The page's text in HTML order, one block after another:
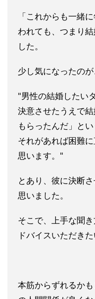
「これからも一緒
われても、つまり
した。
少し気になったの
"男性の結婚したい
決意させたうえで
もらったんだ」と
それがあれば困難
思い ます。"
とあり、彼に決断
思いました。
そこで、上手な聞
ドバイスいただき た
本筋からずれるか